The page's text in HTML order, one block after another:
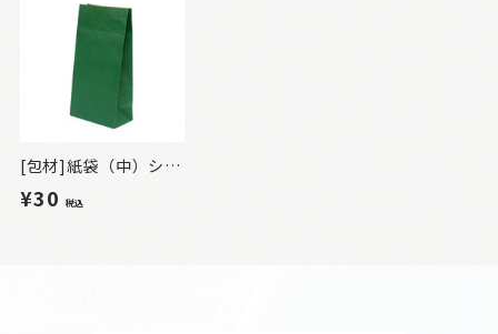
[包材]紙袋（中）シール付 緑
¥30 税込